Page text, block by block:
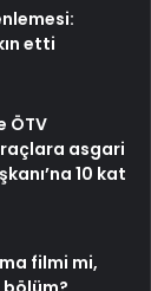
etti
ÖTV
asgari
10 kat
filmi mi,